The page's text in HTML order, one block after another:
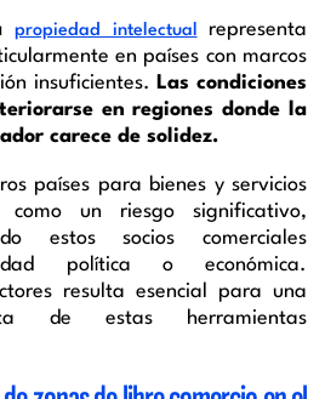
propiedad intelectual
representa
en países con marcos
insuficientes. Las condiciones
en regiones donde la
carece de solidez.
países para bienes y servicios
como un riesgo significativo,
estos socios comerciales
política o económica.
resulta esencial para una
de estas herramientas